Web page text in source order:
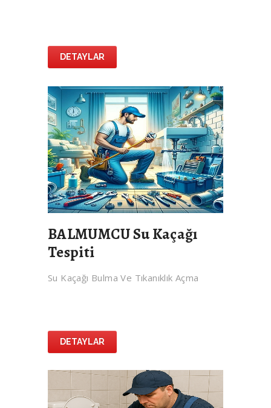
DETAYLAR
BALMUMCU Su Kaçağı
Tespiti
Su Kaçağı Bulma Ve Tıkanıklık Açma
DETAYLAR